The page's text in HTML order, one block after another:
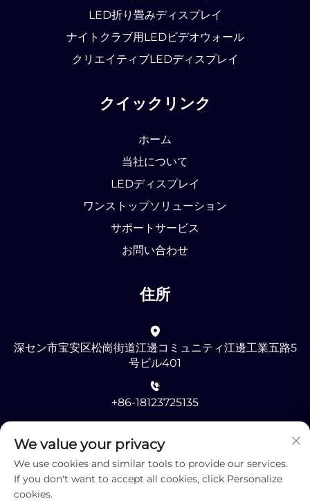
LED折り畳みディスプレイ
ナイトクラブ用LEDビデオウォール
クリエイティブLEDディスプレイ
クイックリンク
ホーム
当社について
LEDディスプレイ
ワンストップソリューション
サポートサービス
お問い合わせ
住所
深セン市宝安区松崗街道江邊コミュニティ江邊工業五路5
号ビル401
+86-18123725135
[email protected]
We value your privacy
We use cookies and similar tools to provide our services.
If you don't want to accept all cookies, click Personalize
cookies.